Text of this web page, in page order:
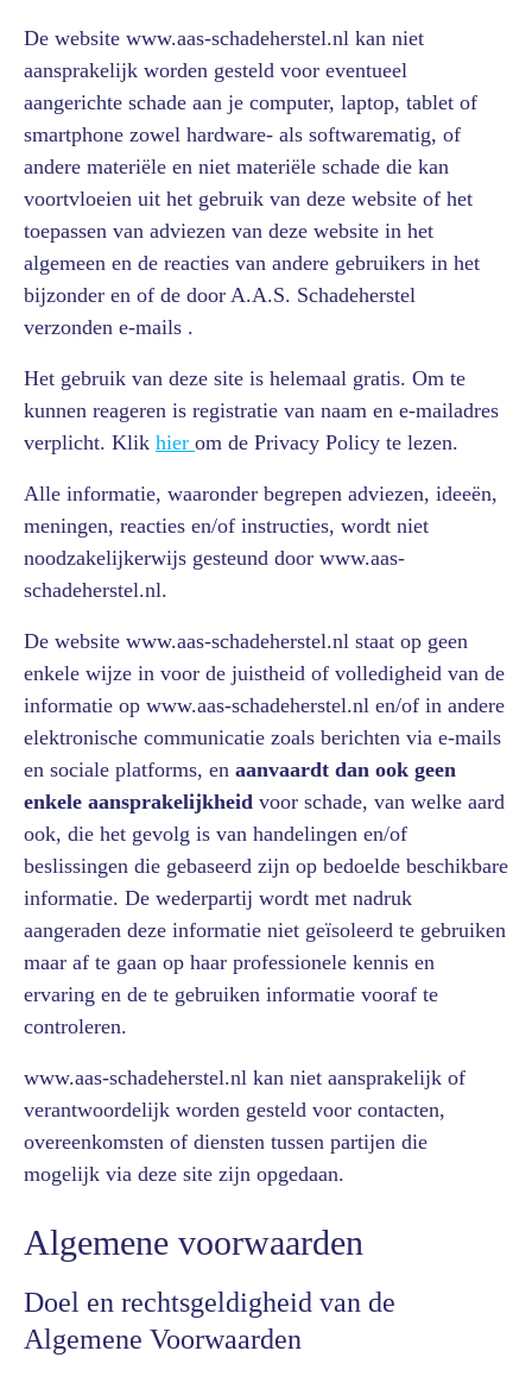
De website www.aas-schadeherstel.nl kan niet
aansprakelijk worden gesteld voor eventueel
aangerichte schade aan je computer, laptop, tablet of
smartphone zowel hardware- als softwarematig, of
andere materiële en niet materiële schade die kan
voortvloeien uit het gebruik van deze website of het
toepassen van adviezen van deze website in het
algemeen en de reacties van andere gebruikers in het
bijzonder en of de door A.A.S. Schadeherstel
verzonden e-mails .
Het gebruik van deze site is helemaal gratis. Om te
kunnen reageren is registratie van naam en e-mailadres
verplicht. Klik hier om de Privacy Policy te lezen.
Alle informatie, waaronder begrepen adviezen, ideeën,
meningen, reacties en/of instructies, wordt niet
noodzakelijkerwijs gesteund door www.aas-
schadeherstel.nl.
De website www.aas-schadeherstel.nl staat op geen
enkele wijze in voor de juistheid of volledigheid van de
informatie op www.aas-schadeherstel.nl en/of in andere
elektronische communicatie zoals berichten via e-mails
en sociale platforms, en aanvaardt dan ook geen
enkele aansprakelijkheid voor schade, van welke aard
ook, die het gevolg is van handelingen en/of
beslissingen die gebaseerd zijn op bedoelde beschikbare
informatie. De wederpartij wordt met nadruk
aangeraden deze informatie niet geïsoleerd te gebruiken
maar af te gaan op haar professionele kennis en
ervaring en de te gebruiken informatie vooraf te
controleren.
www.aas-schadeherstel.nl kan niet aansprakelijk of
verantwoordelijk worden gesteld voor contacten,
overeenkomsten of diensten tussen partijen die
mogelijk via deze site zijn opgedaan.
Algemene voorwaarden
Doel en rechtsgeldigheid van de
Algemene Voorwaarden